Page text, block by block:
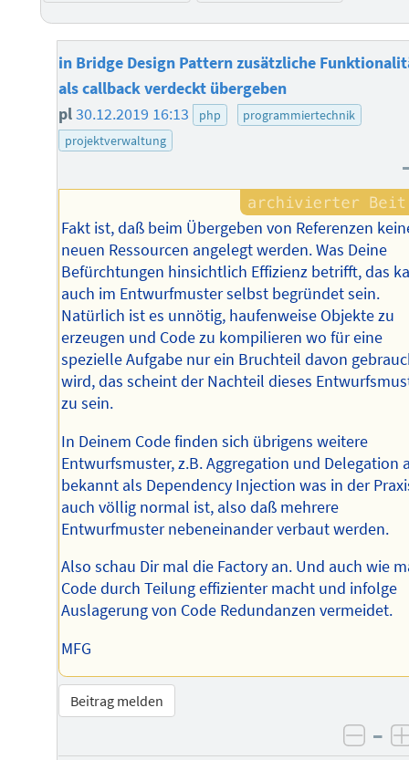
in Bridge Design Pattern zusätzliche
als callback verdeckt übergeben
pl30.12.2019 16:13 php
programmiertechnik
projektverwaltung
Fakt ist, daß beim Übergeben von Referenzen
neuen Ressourcen angelegt werden. Was Deine
Befürchtungen hinsichtlich Effizienz betrifft, das
auch im Entwurfmuster selbst begründet sein.
Natürlich ist es unnötig, haufenweise Objekte zu
erzeugen und Code zu kompilieren wo für eine
spezielle Aufgabe nur ein Bruchteil davon
wird, das scheint der Nachteil dieses
zu sein.
In Deinem Code finden sich übrigens weitere
Entwurfsmuster, z.B. Aggregation und Delegation
bekannt als Dependency Injection was in der
auch völlig normal ist, also daß mehrere
Entwurfmuster nebeneinander verbaut werden.
Also schau Dir mal die Factory an. Und auch wie
Code durch Teilung effizienter macht und infolge
Auslagerung von Code Redundanzen vermeidet.
MFG
Beitrag melden
–